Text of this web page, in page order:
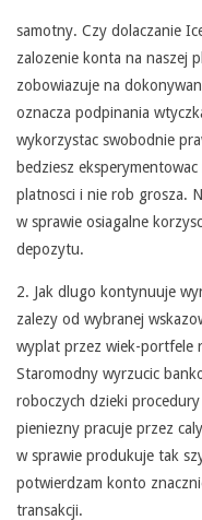
I
C
Z
N
E
G
O
W
I
C
E
C
samotny. Czy dolaczanie
zalozenie konta na naszej
zobowiazuje na
oznacza podpinania
wykorzystac swobodnie
bedziesz
platnosci i nie rob grosza.
w sprawie osiagalne
depozytu.
2. Jak dlugo kontynuuje
zalezy od wybranej
wyplat przez wiek-portfele
Staromodny wyrzucic
roboczych dzieki
pieniezny pracuje przez
w sprawie produkuje tak
potwierdzam konto
transakcji.